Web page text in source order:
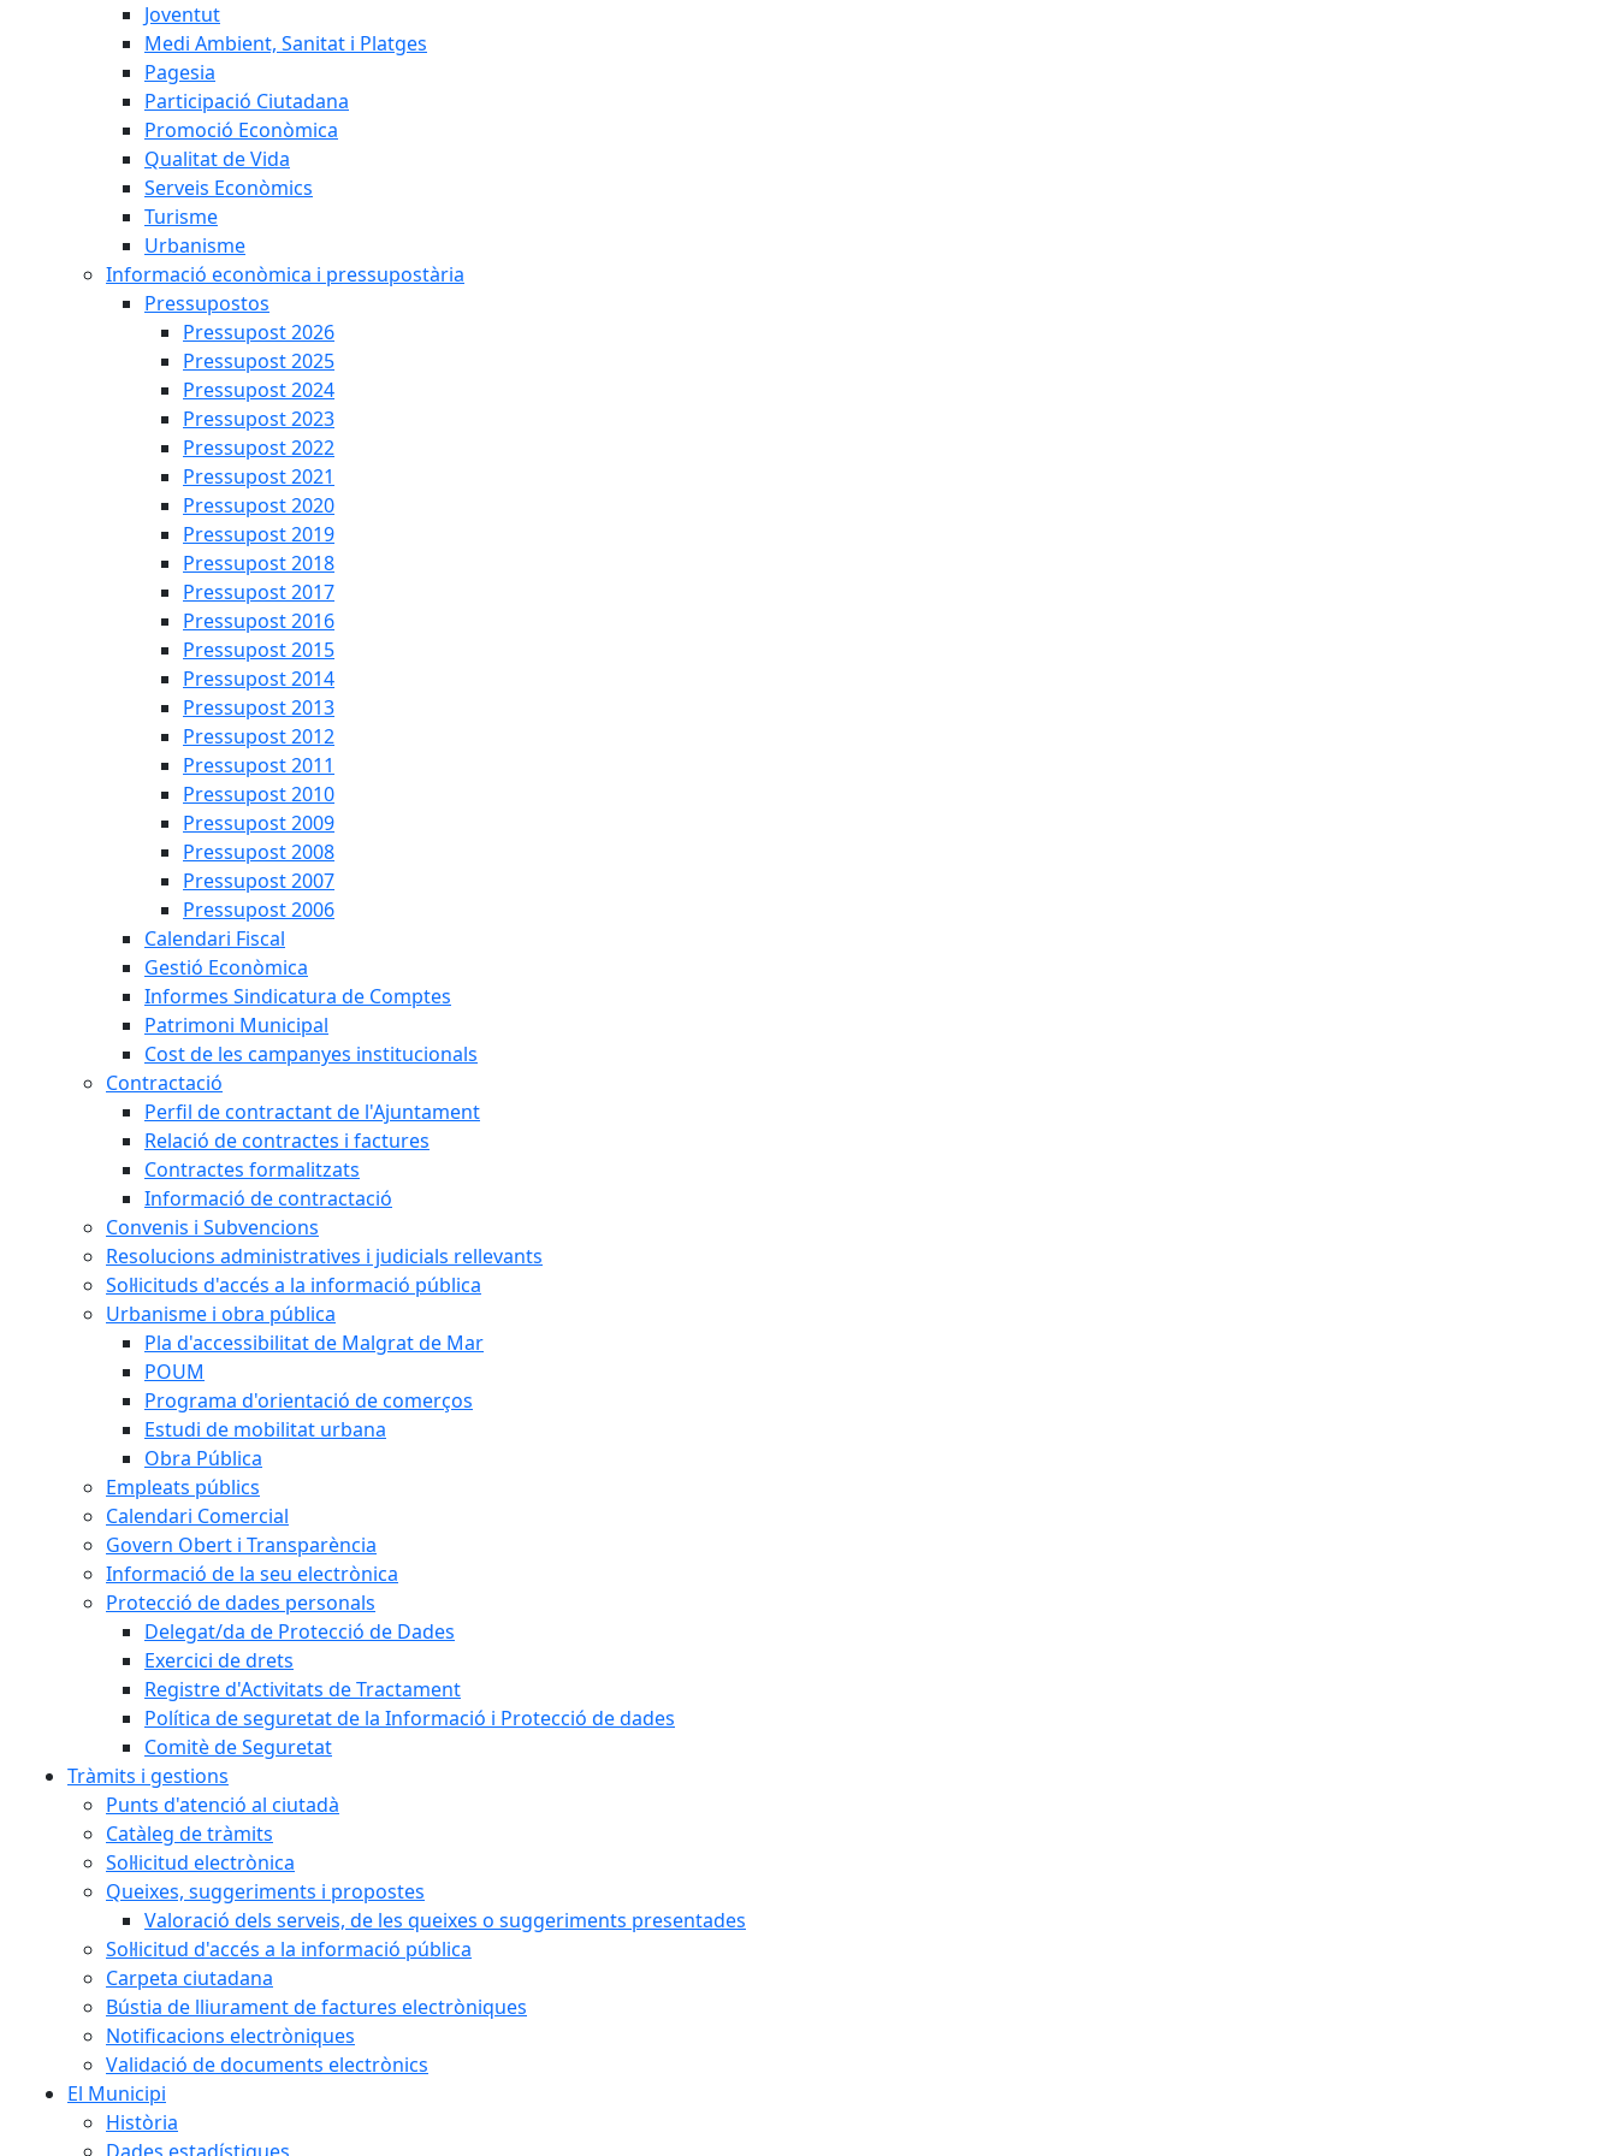
Joventut
Medi Ambient, Sanitat i Platges
Pagesia
Participació Ciutadana
Promoció Econòmica
Qualitat de Vida
Serveis Econòmics
Turisme
Urbanisme
Informació econòmica i pressupostària
Pressupostos
Pressupost 2026
Pressupost 2025
Pressupost 2024
Pressupost 2023
Pressupost 2022
Pressupost 2021
Pressupost 2020
Pressupost 2019
Pressupost 2018
Pressupost 2017
Pressupost 2016
Pressupost 2015
Pressupost 2014
Pressupost 2013
Pressupost 2012
Pressupost 2011
Pressupost 2010
Pressupost 2009
Pressupost 2008
Pressupost 2007
Pressupost 2006
Calendari Fiscal
Gestió Econòmica
Informes Sindicatura de Comptes
Patrimoni Municipal
Cost de les campanyes institucionals
Contractació
Perfil de contractant de l'Ajuntament
Relació de contractes i factures
Contractes formalitzats
Informació de contractació
Convenis i Subvencions
Resolucions administratives i judicials rellevants
Sol·licituds d'accés a la informació pública
Urbanisme i obra pública
Pla d'accessibilitat de Malgrat de Mar
POUM
Programa d'orientació de comerços
Estudi de mobilitat urbana
Obra Pública
Empleats públics
Calendari Comercial
Govern Obert i Transparència
Informació de la seu electrònica
Protecció de dades personals
Delegat/da de Protecció de Dades
Exercici de drets
Registre d'Activitats de Tractament
Política de seguretat de la Informació i Protecció de dades
Comitè de Seguretat
Tràmits i gestions
Punts d'atenció al ciutadà
Catàleg de tràmits
Sol·licitud electrònica
Queixes, suggeriments i propostes
Valoració dels serveis, de les queixes o suggeriments presentades
Sol·licitud d'accés a la informació pública
Carpeta ciutadana
Bústia de lliurament de factures electròniques
Notificacions electròniques
Validació de documents electrònics
El Municipi
Història